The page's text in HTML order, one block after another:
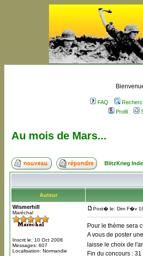
FAQ
Profil
Au mois de Mars...
BlitzKrieg
Auteur
Wismerhill
Maréchal
Inscrit le: 10 Oct 2008
Messages: 607
Localisation: Normandie
Post� le: Dim F�v
Pour le thème sera
A vous de poster
laisse le choix de
Fin du concours :